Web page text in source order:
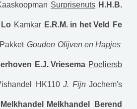
Surprisenuts H.H.B.
Kamkar E.R.M. in het Veld Fe
Gouden Olijven en Hapjes
E.J. Vriesema Poeliersb
HK110 J. Fijn Jochem's
Melkhandel Berend